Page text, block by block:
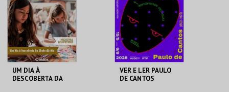
MAIS INFO
COMPRAR
MAIS INFO
COMPRAR
UM DIA À
DESCOBERTA DA
VER E LER PAULO
DE CANTOS